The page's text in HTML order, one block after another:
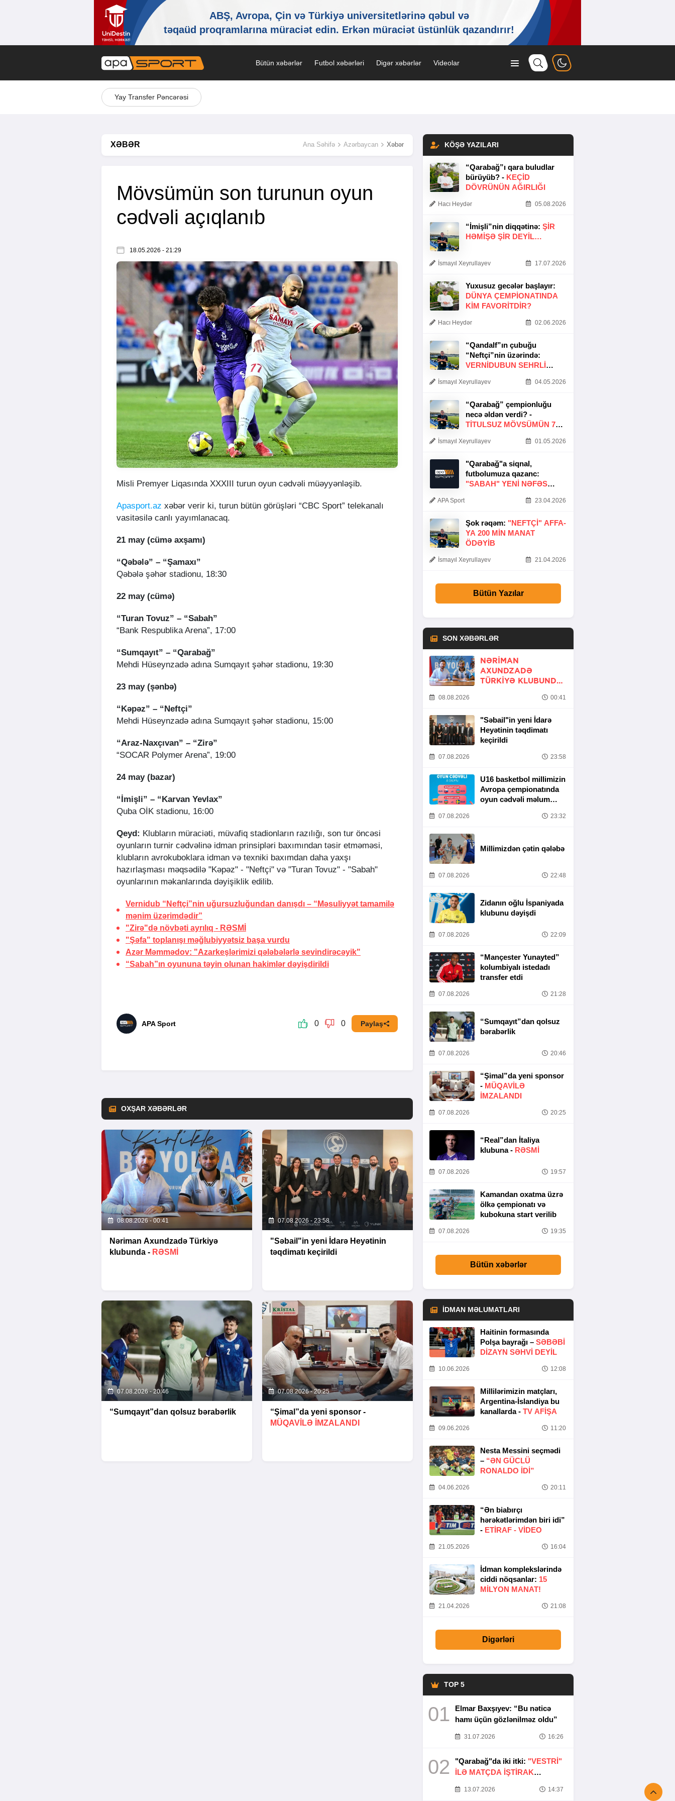
Bütün xəbərlər Futbol xəbərləri Digər xəbərlər Videolar
Yay Transfer Pəncərəsi
XƏBƏR Ana Səhifə Azərbaycan Xəbər
Mövsümün son turunun oyun
cədvəli açıqlanıb
18.05.2026 - 21:29
Misli Premyer Liqasında XXXIII turun oyun cədvəli müəyyənləşib.
Apasport.az xəbər verir ki, turun bütün görüşləri “CBC Sport” telekanalı
vasitəsilə canlı yayımlanacaq.
21 may (cümə axşamı)
“Qəbələ” – “Şamaxı”
Qəbələ şəhər stadionu, 18:30
22 may (cümə)
“Turan Tovuz” – “Sabah”
“Bank Respublika Arena”, 17:00
“Sumqayıt” – “Qarabağ”
Mehdi Hüseynzadə adına Sumqayıt şəhər stadionu, 19:30
23 may (şənbə)
“Kəpəz” – “Neftçi”
Mehdi Hüseynzadə adına Sumqayıt şəhər stadionu, 15:00
“Araz-Naxçıvan” – “Zirə”
“SOCAR Polymer Arena”, 19:00
24 may (bazar)
“İmişli” – “Karvan Yevlax”
Quba OİK stadionu, 16:00
Qeyd: Klubların müraciəti, müvafiq stadionların razılığı, son tur öncəsi
oyunların turnir cədvəlinə idman prinsipləri baxımından təsir etməməsi,
klubların avrokuboklara idman və texniki baxımdan daha yaxşı
hazırlaşması məqsədilə "Kəpəz" - "Neftçi" və "Turan Tovuz" - "Sabah"
oyunlarının məkanlarında dəyişiklik edilib.
Vernidub “Neftçi”nin uğursuzluğundan danışdı – “Məsuliyyət tamamilə
mənim üzərimdədir”
"Zirə"də növbəti ayrılıq - RƏSMİ
"Şəfa" toplanışı məğlubiyyətsiz başa vurdu
Azər Məmmədov: "Azarkeşlərimizi qələbələrlə sevindirəcəyik"
“Sabah”ın oyununa təyin olunan hakimlər dəyişdirildi
APA Sport 0 0 Paylaş
OXŞAR XƏBƏRLƏR
08.08.2026 - 00:41
Nəriman Axundzadə Türkiyə
klubunda - RƏSMİ
07.08.2026 - 23:58
"Səbail"in yeni İdarə Heyətinin
təqdimatı keçirildi
07.08.2026 - 20:46
“Sumqayıt”dan qolsuz bərabərlik
07.08.2026 - 20:25
“Şimal”da yeni sponsor -
MÜQAVİLƏ İMZALANDI
KÖŞƏ YAZILARI
“Qarabağ”ı qara buludlar
bürüyüb? - KEÇID
DÖVRÜNÜN AĞIRLIĞI
Hacı Heydər 05.08.2026
“İmişli”nin diqqətinə: ŞIR
HƏMIŞƏ ŞIR DEYIL…
İsmayıl Xeyrullayev 17.07.2026
Yuxusuz gecələr başlayır:
DÜNYA ÇEMPIONATINDA
KIM FAVORITDIR?
Hacı Heydər 02.06.2026
“Qandalf”ın çubuğu
“Neftçi”nin üzərində:
VERNİDUBUN SEHRLİ
İsmayıl Xeyrullayev 04.05.2026
“Qarabağ” çempionluğu
necə əldən verdi? -
TITULSUZ MÖVSÜMÜN 7
İsmayıl Xeyrullayev 01.05.2026
"Qarabağ"a siqnal,
futbolumuza qazanc:
"SABAH" YENI NƏFƏS
APA Sport 23.04.2026
Şok rəqəm: "NEFTÇI" AFFA-
YA 200 MIN MANAT
ÖDƏYIB
İsmayıl Xeyrullayev 21.04.2026
Bütün Yazılar
SON XƏBƏRLƏR
NƏRIMAN
AXUNDZADƏ
TÜRKIYƏ KLUBUNDA
08.08.2026 00:41
"Səbail"in yeni İdarə
Heyətinin təqdimatı
keçirildi
07.08.2026 23:58
U16 basketbol millimizin
Avropa çempionatında
oyun cədvəli məlum
07.08.2026 23:32
Millimizdən çətin qələbə
07.08.2026 22:48
Zidanın oğlu İspaniyada
klubunu dəyişdi
07.08.2026 22:09
“Mançester Yunayted”
kolumbiyalı istedadı
transfer etdi
07.08.2026 21:28
“Sumqayıt”dan qolsuz
bərabərlik
07.08.2026 20:46
“Şimal”da yeni sponsor
- MÜQAVİLƏ
İMZALANDI
07.08.2026 20:25
“Real”dan İtaliya
klubuna - RƏSMİ
07.08.2026 19:57
Kamandan oxatma üzrə
ölkə çempionatı və
kubokuna start verilib
07.08.2026 19:35
Bütün xəbərlər
İDMAN MƏLUMATLARI
Haitinin formasında
Polşa bayrağı – SƏBƏBI
DIZAYN SƏHVI DEYIL
10.06.2026 12:08
Millilərimizin matçları,
Argentina-İslandiya bu
kanallarda - TV AFİŞA
09.06.2026 11:20
Nesta Messini seçmədi
– “ƏN GÜCLÜ
RONALDO IDI”
04.06.2026 20:11
“Ən biabırçı
hərəkətlərimdən biri idi”
- ETIRAF - VİDEO
21.05.2026 16:04
İdman komplekslərində
ciddi nöqsanlar: 15
MILYON MANAT!
21.04.2026 21:08
Digərləri
TOP 5
01
Elmar Baxşıyev: “Bu nəticə
hamı üçün gözlənilməz oldu”
31.07.2026 16:26
02 "Qarabağ"da iki itki: "VESTRİ"
İLƏ MATÇDA İŞTİRAK
13.07.2026 14:37